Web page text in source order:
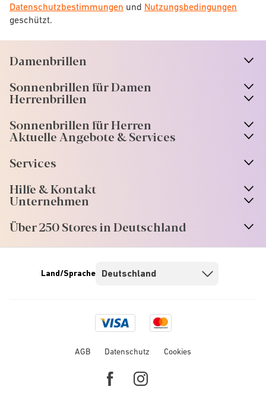
Datenschutzbestimmungen und Nutzungsbedingungen
geschützt.
Damenbrillen
Sonnenbrillen für Damen
Herrenbrillen
Sonnenbrillen für Herren
Aktuelle Angebote & Services
Services
Hilfe & Kontakt
Unternehmen
Über 250 Stores in Deutschland
Visa
logo
Mastercard
logo
Land/Sprache
AGB Datenschutz Cookies